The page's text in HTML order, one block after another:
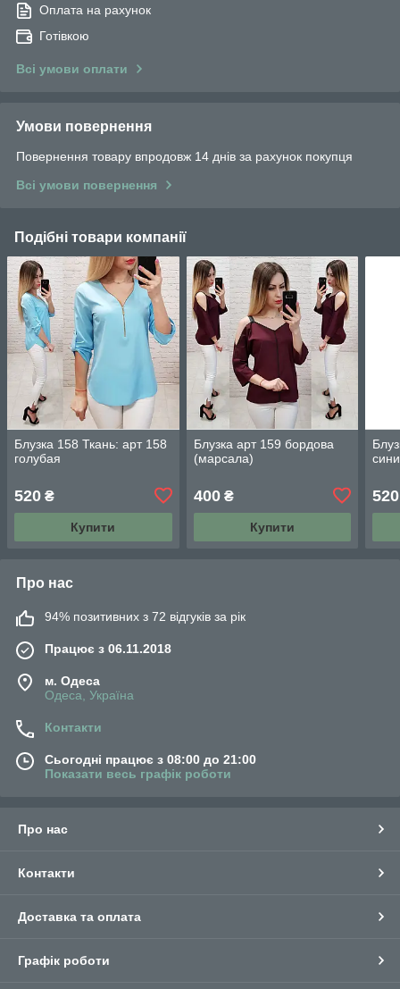
Оплата на рахунок
Готівкою
Всі умови оплати
Умови повернення
Повернення товару впродовж 14 днів за рахунок покупця
Всі умови повернення
Подібні товари компанії
Блузка 158 Ткань: арт 158
голубая
520 ₴
Купити
Блузка арт 159 бордова
(марсала)
400₴
Купити
520
Про нас
94% позитивних з 72 відгуків за рік
Працює з 06.11.2018
м. Одеса
Одеса, Україна
Контакти
Сьогодні працює з 08:00 до 21:00
Показати весь графік роботи
Про нас
Контакти
Доставка та оплата
Графік роботи